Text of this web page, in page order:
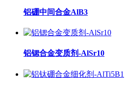
铝硼中间合金AlB3
铝锶合金变质剂-AlSr10